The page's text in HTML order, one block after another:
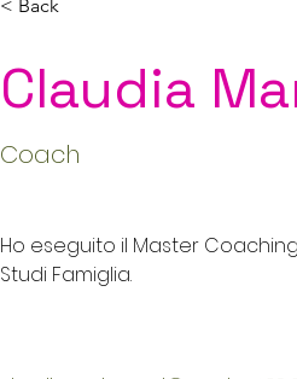
< Back
Claudia
Coach
Ho eseguito il Master
Studi Famiglia.